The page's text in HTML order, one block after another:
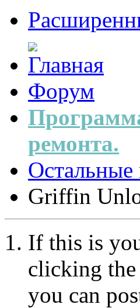
Форум
ремонта.
Griffin
If this is
clicking
you can